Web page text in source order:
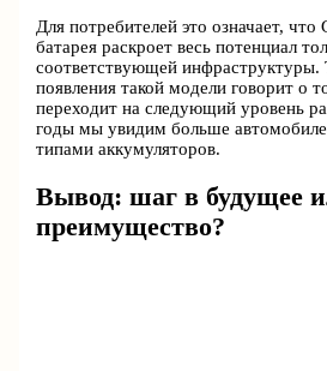
Для потребителей это означает,
батарея раскроет весь потенциал
соответствующей
появления такой модели говорит о
переходит на следующий уровень
годы мы увидим больше
типами аккумуляторов.
Вывод: шаг в будущее
преимущество?